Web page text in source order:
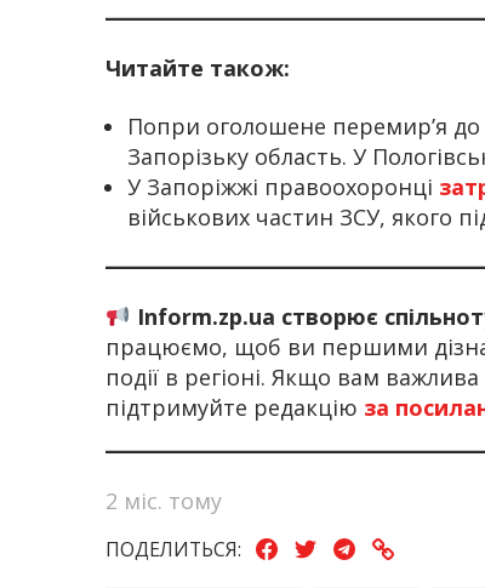
Читайте також:
Попри оголошене перемир’я
Запорізьку область. У
У Запоріжжі правоохоронці
військових частин ЗСУ, якого
Inform.zp.ua створює
працюємо, щоб ви першими
події в регіоні. Якщо вам
підтримуйте редакцію за
2 міс. тому
ПОДЕЛИТЬСЯ: